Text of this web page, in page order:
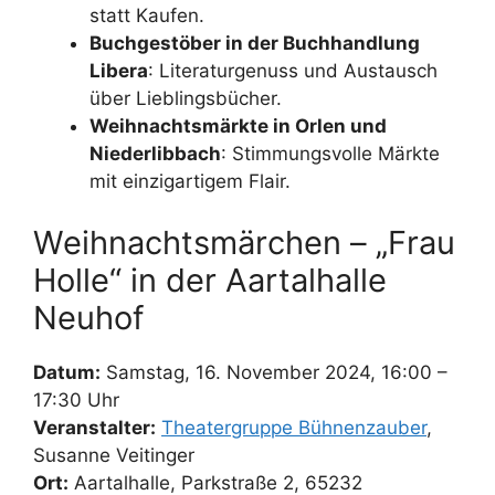
statt Kaufen.
Buchgestöber in der Buchhandlung
Libera: Literaturgenuss und Austausch
über Lieblingsbücher.
Weihnachtsmärkte in Orlen und
Niederlibbach: Stimmungsvolle Märkte
mit einzigartigem Flair.
Weihnachtsmärchen – „Frau
Holle“ in der Aartalhalle
Neuhof
Datum: Samstag, 16. November 2024, 16:00 –
17:30 Uhr
Veranstalter: Theatergruppe Bühnenzauber,
Susanne Veitinger
Ort: Aartalhalle, Parkstraße 2, 65232